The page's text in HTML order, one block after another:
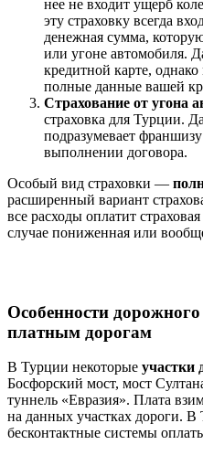
нее не входит ущерб
эту страховку всегда
денежная сумма,
или угоне автомобиля.
кредитной карте,
полные данные вашей
Страхование от угона
страховка для Турции.
подразумевает
выполнении договора.
Особый вид страховки —
расширенный вариант
все расходы оплатит
случае пониженная или
Особенности
платным дорогам
В Турции некоторые участки
Босфорский мост, мост
туннель «Евразия». Плата
на данных участках дороги. В
бесконтактные системы